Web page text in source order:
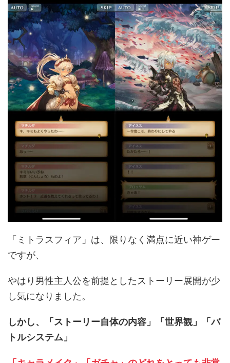
「ミトラスフィア」は、限りなく満点に近い神ゲー
ですが、
やはり男性主人公を前提としたストーリー展開が少
し気になりました。
しかし、「ストーリー自体の内容」「世界観」「バ
トルシステム」